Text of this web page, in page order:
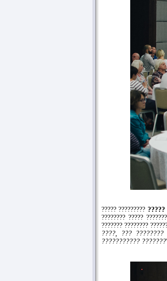
????? ????????? ?????
???????? ?????
??????? ????????
????, ???
??????????? ???????